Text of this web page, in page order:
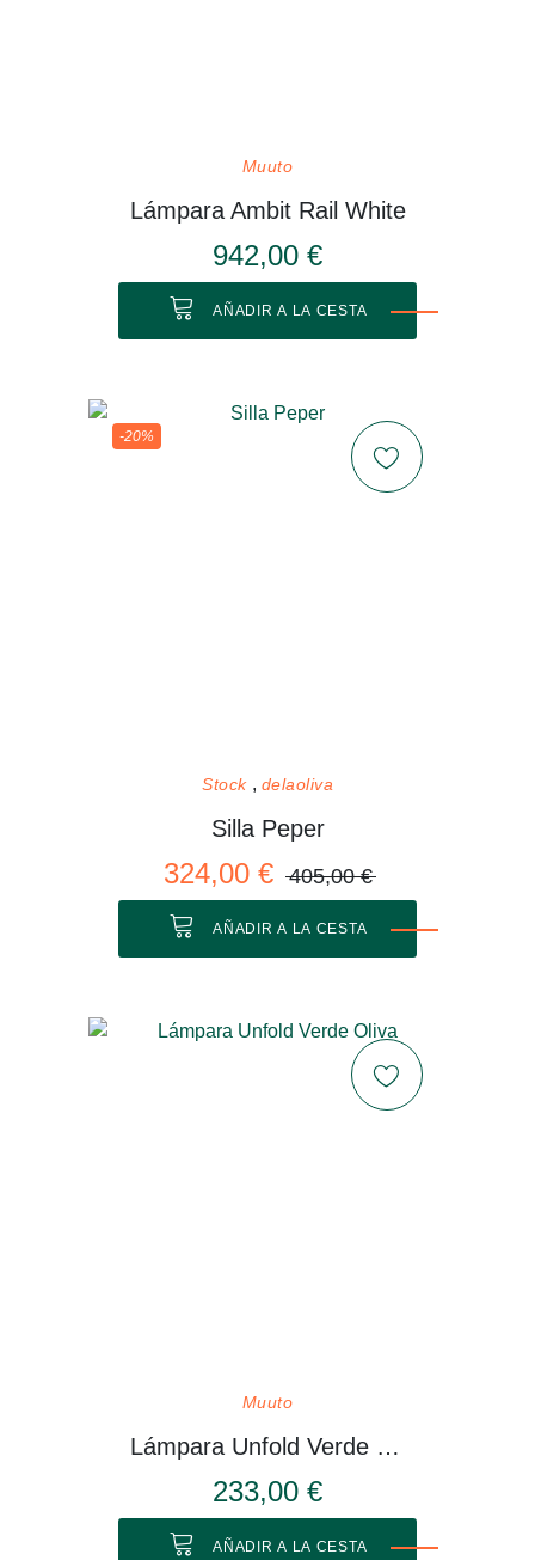
Muuto
Lámpara Ambit Rail White
942,00 €
AÑADIR A LA CESTA
-20%
Stock delaoliva
Silla Peper
324,00 € 405,00 €
AÑADIR A LA CESTA
Muuto
Lámpara Unfold Verde Oliva
233,00 €
AÑADIR A LA CESTA